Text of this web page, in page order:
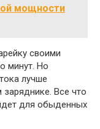
мощности
своими
минут. Но
лучше
Все что
для обыденных